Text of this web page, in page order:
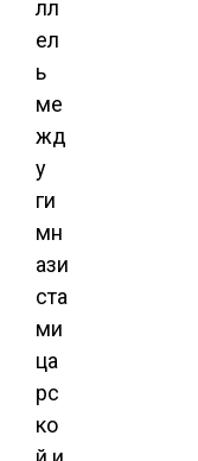
лл
ел
ь
ме
жд
у
ги
мн
ази
ста
ми
ца
рс
ко